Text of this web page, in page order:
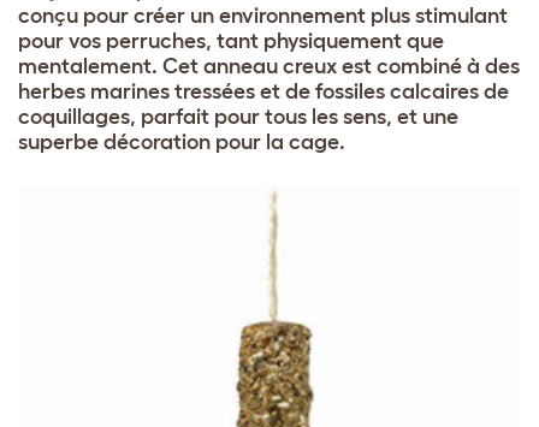
conçu pour créer un environnement plus stimulant
pour vos perruches, tant physiquement que
mentalement. Cet anneau creux est combiné à des
herbes marines tressées et de fossiles calcaires de
coquillages, parfait pour tous les sens, et une
superbe décoration pour la cage.